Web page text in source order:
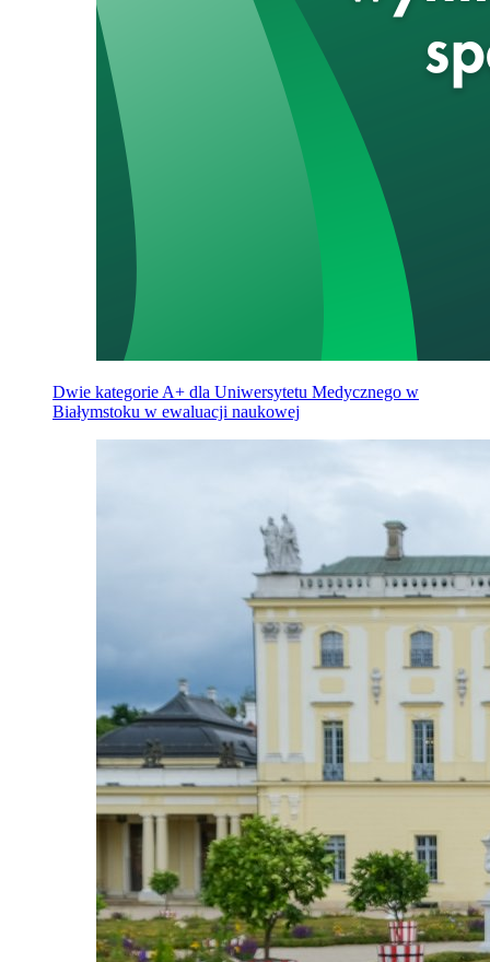
Dwie kategorie A+ dla Uniwersytetu Medycznego w
Białymstoku w ewaluacji naukowej